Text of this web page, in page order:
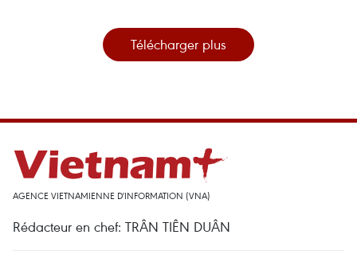
Télécharger plus
AGENCE VIETNAMIENNE D'INFORMATION (VNA)
Rédacteur en chef: TRÂN TIÊN DUÂN